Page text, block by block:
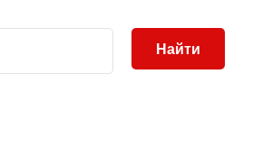
Найти